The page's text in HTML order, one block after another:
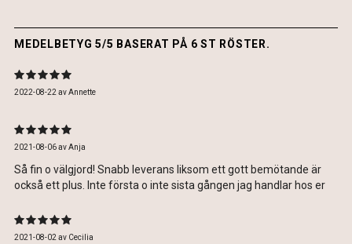
MEDELBETYG 5/5 BASERAT PÅ 6 ST RÖSTER.
2022-08-22avAnnette
2021-08-06avAnja
Så fin o välgjord! Snabb leverans liksom ett gott bemötande är
också ett plus. Inte första o inte sista gången jag handlar hos er
2021-08-02av Cecilia